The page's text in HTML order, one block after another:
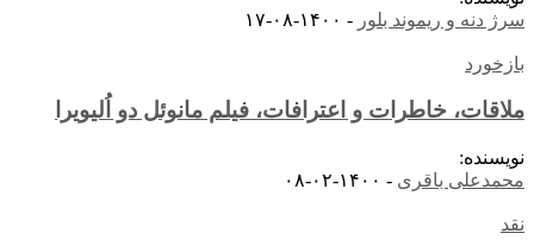
سرژ دنه و ریموند بلور - ۱۴۰۰-۰۸-۱۷
بازخورد
ملاقات، خاطرات و اعترافات، فیلم مانوئل دو اُلیویرا
نویسنده:
محمدعلی باقری - ۱۴۰۰-۰۲-۰۸
نقد